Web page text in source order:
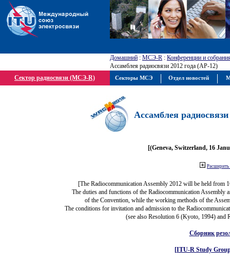
Домашний : МСЭ-R : Конференции и
Ассамблея радиосвязи 2012 года (АР-12)
Сектор радиосвязи (МСЭ-R)
Ассамблея
[(Geneva, Switzerland, 16
Расширить
[The Radiocommunication Assembly 2012 will be held from
The duties and functions of the Radiocommunication
of the Convention, while the working methods of the
The conditions for invitation and admission to the
(see also Resolution 6 (Kyoto, 1994) and
Сборник
[ITU-R Study
Секторы МСЭ Отдел новостей